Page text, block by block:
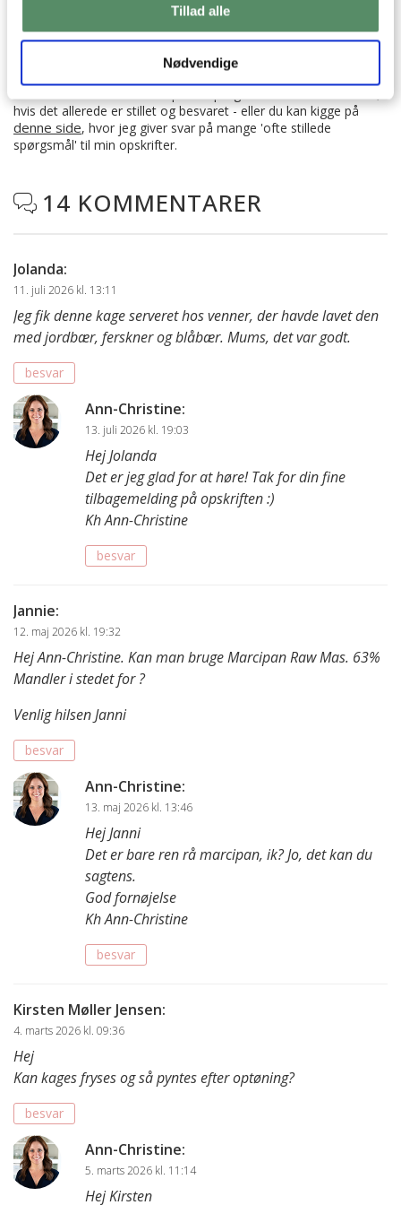
Tillad alle
Nødvendige
SPØRGSMÅL TIL OPSKRIFTEN?
Har du spørgsmål til opskriften eller lyst til at sende en sød
hilsen, så kan du skrive til mig i kommentarfeltet herunder.
hvis det allerede er stillet og besvaret - eller du kan kigge på
denne side, hvor jeg giver svar på mange 'ofte stillede
spørgsmål' til min opskrifter.
 14 KOMMENTARER
Jolanda:
11. juli 2026 kl. 13:11
Jeg fik denne kage serveret hos venner, der havde lavet den
med jordbær, ferskner og blåbær. Mums, det var godt.
besvar
Ann-Christine:
13. juli 2026 kl. 19:03
Hej Jolanda
Det er jeg glad for at høre! Tak for din fine
tilbagemelding på opskriften :)
Kh Ann-Christine
besvar
Jannie:
12. maj 2026 kl. 19:32
Hej Ann-Christine. Kan man bruge Marcipan Raw Mas. 63%
Mandler i stedet for ?
Venlig hilsen Janni
besvar
Ann-Christine:
13. maj 2026 kl. 13:46
Hej Janni
Det er bare ren rå marcipan, ik? Jo, det kan du
sagtens.
God fornøjelse
Kh Ann-Christine
besvar
Kirsten Møller Jensen:
4. marts 2026 kl. 09:36
Hej
Kan kages fryses og så pyntes efter optøning?
besvar
Ann-Christine:
5. marts 2026 kl. 11:14
Hej Kirsten